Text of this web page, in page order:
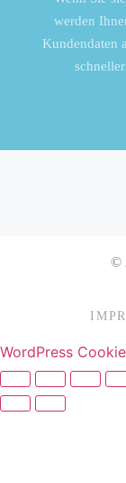
werden
Kundendaten
©
WordPress